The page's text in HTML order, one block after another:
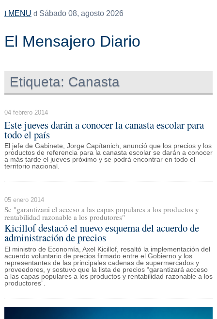
MENU Sábado 08, agosto 2026
El Mensajero Diario
Etiqueta: Canasta
04 febrero 2014
Este jueves darán a conocer la canasta escolar para
todo el país
El jefe de Gabinete, Jorge Capítanich, anunció que los precios y los
productos de referencia para la canasta escolar se darán a conocer
a más tarde el jueves próximo y se podrá encontrar en todo el
territorio nacional.
05 enero 2014
Se "garantizará el acceso a las capas populares a los productos y
rentabilidad razonable a los produtores"
Kicillof destacó el nuevo esquema del acuerdo de
administración de precios
El ministro de Economía, Axel Kicillof, resaltó la implementación del
acuerdo voluntario de precios firmado entre el Gobierno y los
representantes de las principales cadenas de supermercados y
proveedores, y sostuvo que la lista de precios “garantizará acceso
a las capas populares a los productos y rentabilidad razonable a los
productores”.